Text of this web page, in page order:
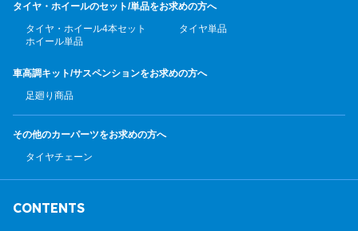
タイヤ・ホイールのセット/単品をお求めの方へ
タイヤ・ホイール4本セット
タイヤ単品
ホイール単品
車高調キット/サスペンションをお求めの方へ
足廻り商品
その他のカーパーツをお求めの方へ
タイヤチェーン
CONTENTS